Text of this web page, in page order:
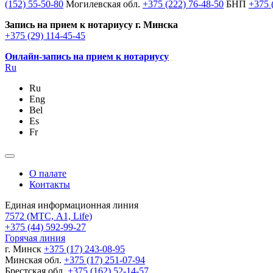
(152) 55-50-80 Могилевская обл. +375 (222) 76-48-50 БНП +375
Запись на прием к нотариусу г. Минска
+375 (29) 114-45-45
Онлайн-запись на прием к нотариусу
Ru
Ru
Eng
Bel
Es
Fr
О палате
Контакты
Единая информационная линия
7572 (МТС, A1, Life)
+375 (44) 592-99-27
Горячая линия
г. Минск +375 (17) 243-08-95
Минская обл. +375 (17) 251-07-94
Брестская обл. +375 (162) 52-14-57